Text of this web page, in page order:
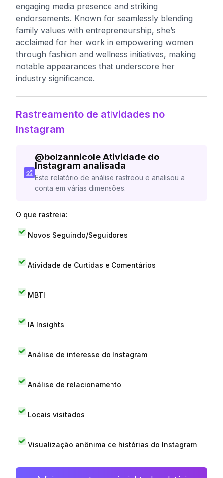
engaging media presence and striking
endorsements. Known for seamlessly blending
family values with entrepreneurship, she’s
acclaimed for her work in empowering women
through fashion and wellness initiatives, making
notable appearances that underscore her
industry significance.
Rastreamento de atividades no
Instagram
@bolzannicole Atividade do
Instagram analisada
Este relatório de análise rastreou e analisou a
conta em várias dimensões.
O que rastreia:
Novos Seguindo/Seguidores
Atividade de Curtidas e Comentários
MBTI
IA Insights
Análise de interesse do Instagram
Análise de relacionamento
Locais visitados
Visualização anônima de histórias do Instagram